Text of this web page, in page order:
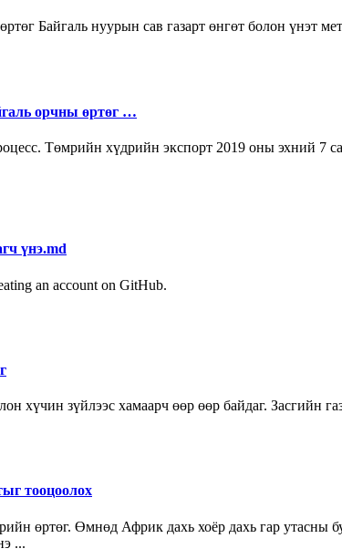
Байгаль нуурын сав газарт өнгөт болон үнэт
орчны өртөг …
Төмрийн хүдрийн экспорт 2019 оны эхний 7
үнэ.md
an account on GitHub.
хүчин зүйлээс хамаарч өөр өөр байдаг. Засгийн
тооцоолох
өртөг. Өмнөд Африк дахь хоёр дахь гар утасны
...